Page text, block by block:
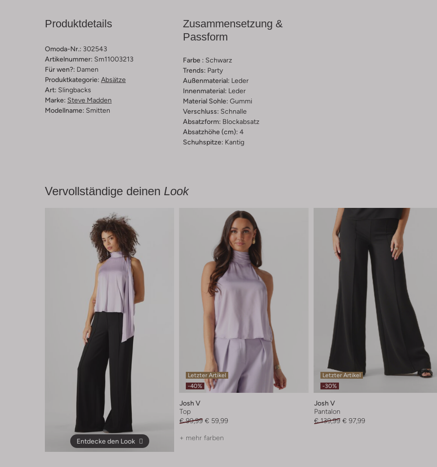
Produktdetails
Omoda-Nr.: 302543
Artikelnummer: Sm11003213
Für wen?: Damen
Produktkategorie: Absätze
Art: Slingbacks
Marke: Steve Madden
Modellname: Smitten
Zusammensetzung &
Passform
Farbe : Schwarz
Trends: Party
Außenmaterial: Leder
Innenmaterial: Leder
Material Sohle: Gummi
Verschluss: Schnalle
Absatzform: Blockabsatz
Absatzhöhe (cm): 4
Schuhspitze: Kantig
Vervollständige deinen Look
Entdecke den Look
Letzter Artikel
-40%
Josh V
Top
€ 99,99 € 59,99
+ mehr farben
Letzter Artikel
-30%
Josh V
Pantalon
€ 139,99 € 97,99